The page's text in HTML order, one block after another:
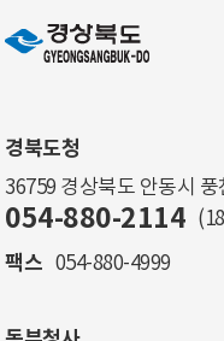
경북도청
36759 경상북도 안동시
054-880-2114
팩스 054-880-4999